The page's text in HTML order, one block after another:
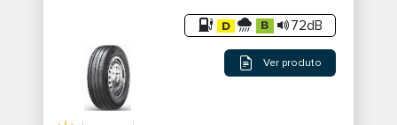
72dB
Ver produto